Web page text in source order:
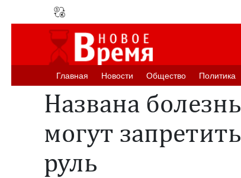
Главная Новости Oбщество Политика
Названа
могут
руль